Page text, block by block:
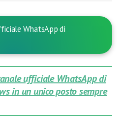
WhatsApp di
ufficiale WhatsApp di
in un unico posto sempre